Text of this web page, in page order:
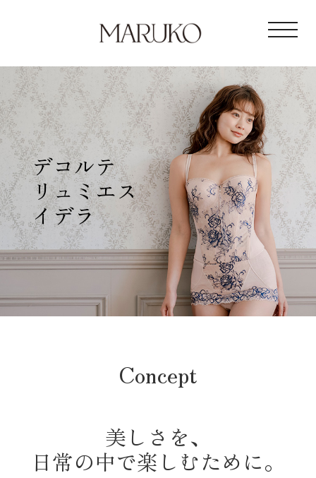
デコルテ
リュミエス
イデラ
Concept
美しさを、
日常の中で楽しむために。